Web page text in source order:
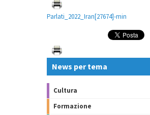
Parlati_2022_Iran[27674]-min
News per tema
Cultura
Formazione